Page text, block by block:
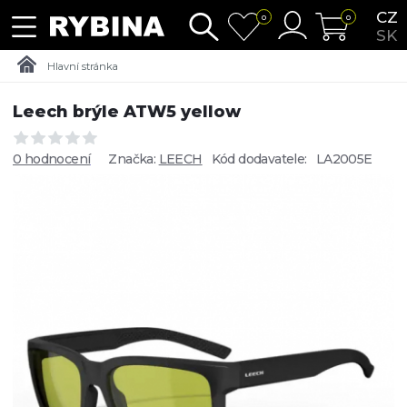
CZ
SK
0 0
Hlavní stránka
Leech brýle ATW5 yellow
0 hodnocení Značka: LEECH Kód dodavatele: LA2005E